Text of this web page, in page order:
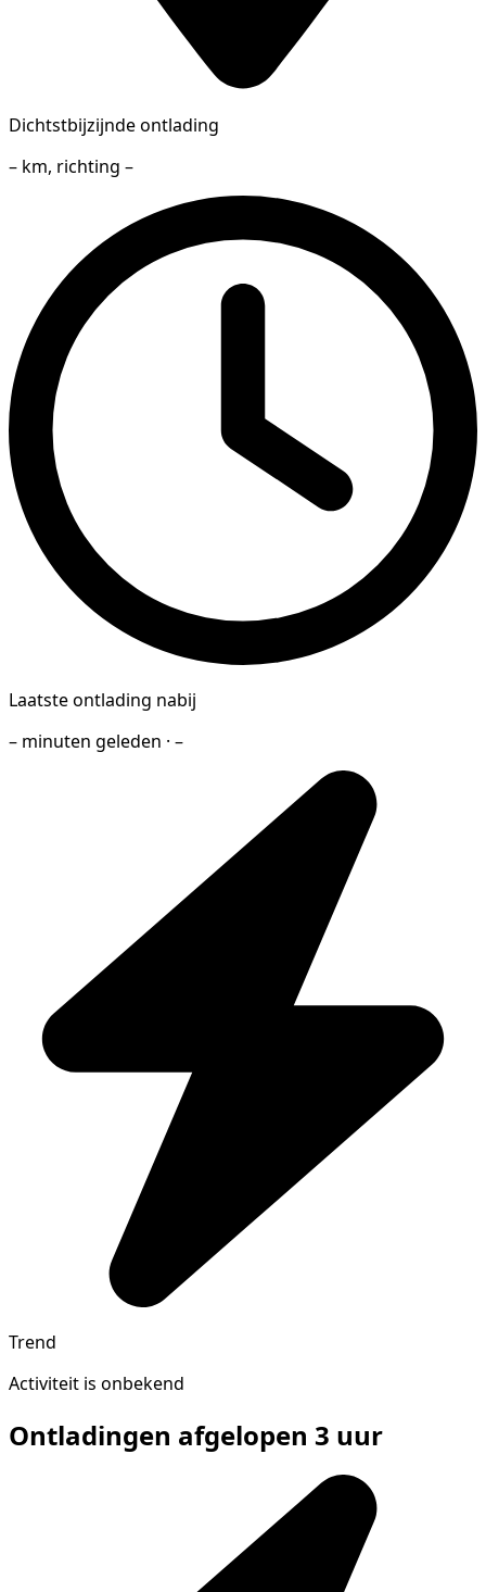
Dichtstbijzijnde ontlading
– km, richting –
Laatste ontlading nabij
– minuten geleden · –
Trend
Activiteit is onbekend
Ontladingen afgelopen 3 uur